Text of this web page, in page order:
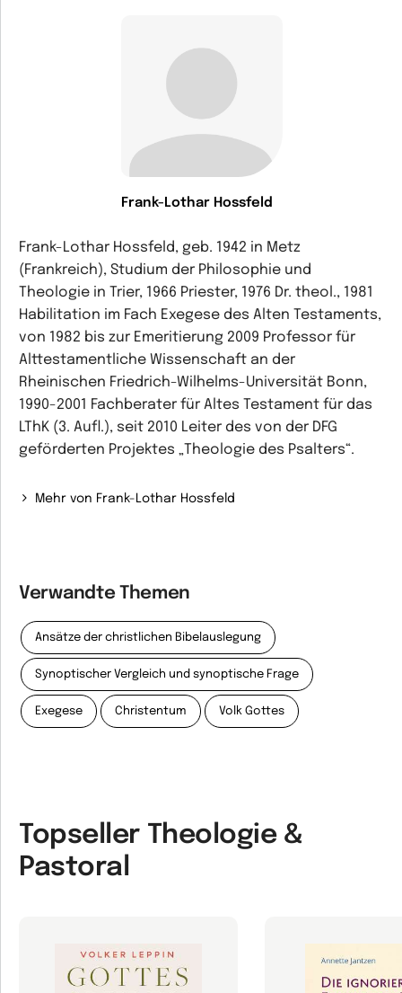
Frank-Lothar Hossfeld
Frank-Lothar Hossfeld, geb. 1942 in Metz
(Frankreich), Studium der Philosophie und
Theologie in Trier, 1966 Priester, 1976 Dr. theol., 1981
Habilitation im Fach Exegese des Alten Testaments,
von 1982 bis zur Emeritierung 2009 Professor für
Alttestamentliche Wissenschaft an der
Rheinischen Friedrich-Wilhelms-Universität Bonn,
1990-2001 Fachberater für Altes Testament für das
LThK (3. Aufl.), seit 2010 Leiter des von der DFG
geförderten Projektes „Theologie des Psalters“.
Mehr von Frank-Lothar Hossfeld
Verwandte Themen
Ansätze der christlichen Bibelauslegung
Synoptischer Vergleich und synoptische Frage
Exegese Christentum Volk Gottes
Topseller Theologie &
Pastoral